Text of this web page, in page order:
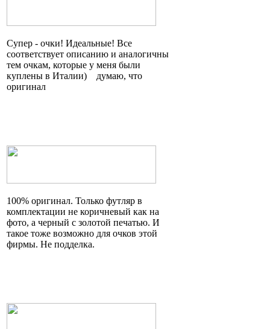
Супер - очки! Идеальные! Все
соответствует описанию и аналогичны
тем очкам, которые у меня были
куплены в Италии)
думаю, что
оригинал
100% оригинал. Только футляр в
комплектации не коричневый как на
фото, а черный с золотой печатью. И
такое тоже возможно для очков этой
фирмы. Не подделка.